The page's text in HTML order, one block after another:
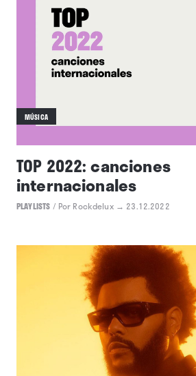
MÚSICA
TOP 2022: canciones
internacionales
PLAYLISTS / Por Rockdelux → 23.12.2022